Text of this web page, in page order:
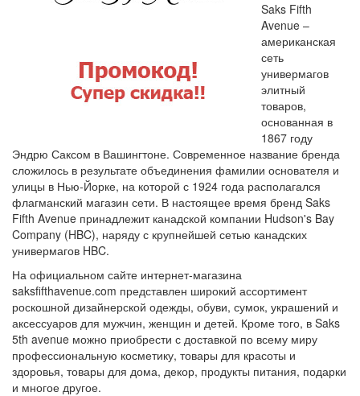
Saks Fifth
Avenue –
американская
сеть
универмагов
элитный
товаров,
основанная в
1867 году
Эндрю Саксом в Вашингтоне. Современное название бренда
сложилось в результате объединения фамилии основателя и
улицы в Нью-Йорке, на которой с 1924 года располагался
флагманский магазин сети. В настоящее время бренд Saks
Fifth Avenue принадлежит канадской компании Hudson's Bay
Company (HBC), наряду с крупнейшей сетью канадских
универмагов HBC.
На официальном сайте интернет-магазина
saksfifthavenue.com представлен широкий ассортимент
роскошной дизайнерской одежды, обуви, сумок, украшений и
аксессуаров для мужчин, женщин и детей. Кроме того, в Saks
5th avenue можно приобрести с доставкой по всему миру
профессиональную косметику, товары для красоты и
здоровья, товары для дома, декор, продукты питания, подарки
и многое другое.